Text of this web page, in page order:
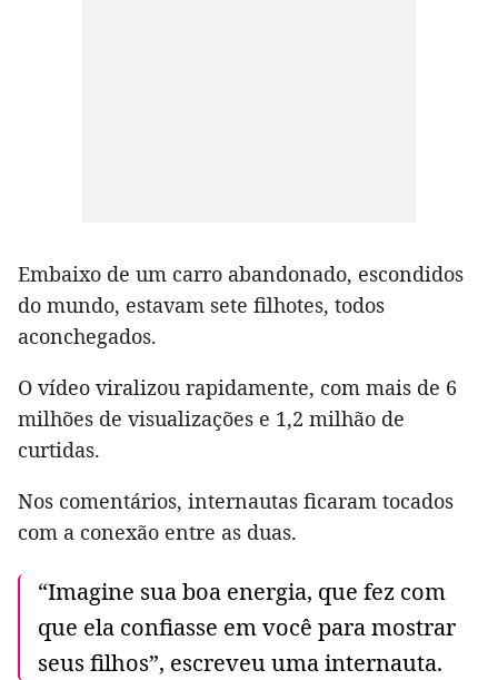
Embaixo de um carro abandonado, escondidos
do mundo, estavam sete filhotes, todos
aconchegados.
O vídeo viralizou rapidamente, com mais de 6
milhões de visualizações e 1,2 milhão de
curtidas.
Nos comentários, internautas ficaram tocados
com a conexão entre as duas.
“Imagine sua boa energia, que fez com
que ela confiasse em você para mostrar
seus filhos”, escreveu uma internauta.